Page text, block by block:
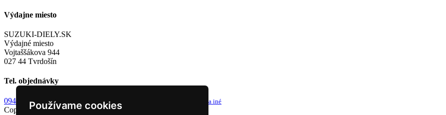
Používame cookies
Výdajne miesto
SUZUKI-DIELY.SK
Výdajné miesto
Vojtaššákova 944
027 44 Tvrdošín
Tel. objednávky
0949 243 982 od 8-9h a 13-14h info@suzuki-diely.sk email pre dotazy a iné
Copyright © 2026 Suzuki diely. Všetky práva vyhradené.